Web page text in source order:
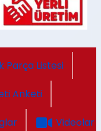
Parça Listesi
Anketi
Videolar